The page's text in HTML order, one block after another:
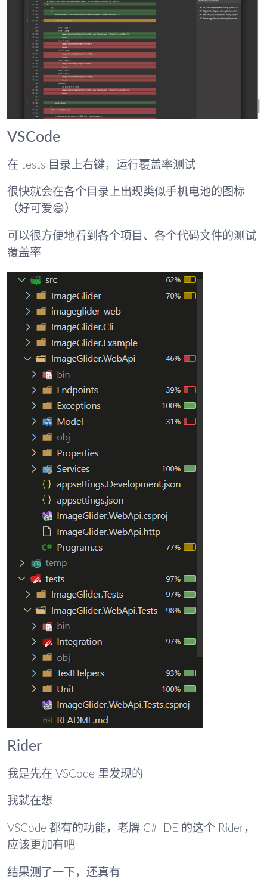
VSCode
在 tests 目录上右键，运行覆盖率测试
很快就会在各个目录上出现类似手机电池的图标
（好可爱😄）
可以很方便地看到各个项目、各个代码文件的测试
覆盖率
Rider
我是先在 VSCode 里发现的
我就在想
VSCode 都有的功能，老牌 C# IDE 的这个 Rider，
应该更加有吧
结果测了一下，还真有